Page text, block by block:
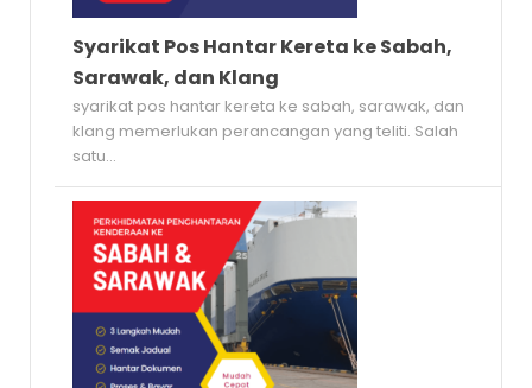
Syarikat Pos Hantar Kereta ke Sabah,
Sarawak, dan Klang
syarikat pos hantar kereta ke sabah, sarawak, dan
klang memerlukan perancangan yang teliti. Salah
satu...